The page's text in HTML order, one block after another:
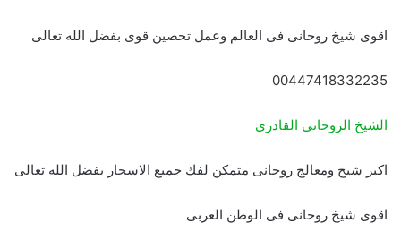
اقوى شيخ روحانى فى العالم وعمل تحصين قوى بفضل الله تعالى
00447418332235
الشيخ الروحاني القادري
اكبر شيخ ومعالج روحانى متمكن لفك جميع الاسحار بفضل الله تعالى
اقوى شيخ روحانى فى الوطن العربى